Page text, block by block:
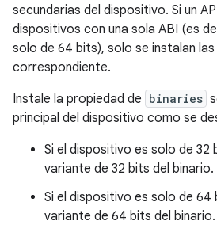
secundarias del dispositivo. Si un
dispositivos con una sola ABI (es
solo de 64 bits), solo se instalan
correspondiente.
Instale la propiedad de binaries
principal del dispositivo como se
Si el dispositivo es solo de 32
variante de 32 bits del binario.
Si el dispositivo es solo de 64
variante de 64 bits del binario.